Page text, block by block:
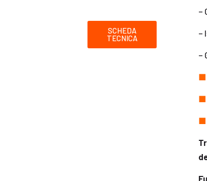
SCHEDA
TECNICA
–
–
–
■
■
■